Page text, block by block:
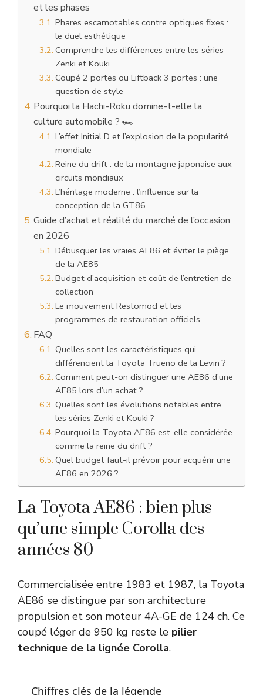
et les phases
Phares escamotables contre optiques fixes :
le duel esthétique
Comprendre les différences entre les séries
Zenki et Kouki
Coupé 2 portes ou Liftback 3 portes : une
question de style
Pourquoi la Hachi-Roku domine-t-elle la
culture automobile ? 🏎️
L’effet Initial D et l’explosion de la popularité
mondiale
Reine du drift : de la montagne japonaise aux
circuits mondiaux
L’héritage moderne : l’influence sur la
conception de la GT86
Guide d’achat et réalité du marché de l’occasion
en 2026
Débusquer les vraies AE86 et éviter le piège
de la AE85
Budget d’acquisition et coût de l’entretien de
collection
Le mouvement Restomod et les
programmes de restauration officiels
FAQ
Quelles sont les caractéristiques qui
différencient la Toyota Trueno de la Levin ?
Comment peut-on distinguer une AE86 d’une
AE85 lors d’un achat ?
Quelles sont les évolutions notables entre
les séries Zenki et Kouki ?
Pourquoi la Toyota AE86 est-elle considérée
comme la reine du drift ?
Quel budget faut-il prévoir pour acquérir une
AE86 en 2026 ?
La Toyota AE86 : bien plus
qu’une simple Corolla des
années 80
Commercialisée entre 1983 et 1987, la Toyota
AE86 se distingue par son architecture
propulsion et son moteur 4A-GE de 124 ch. Ce
coupé léger de 950 kg reste le pilier
technique de la lignée Corolla.
Chiffres clés de la légende